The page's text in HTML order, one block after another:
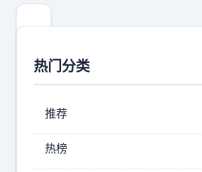
热门分类
推荐
热榜